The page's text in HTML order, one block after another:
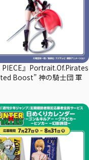
PIECE』Portrait.Of.Pirates
Boost” 神の騎士団 軍